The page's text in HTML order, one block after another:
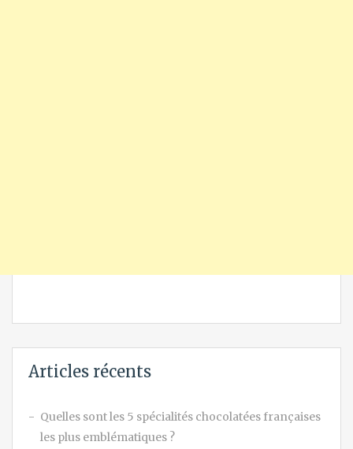
Articles récents
Quelles sont les 5 spécialités chocolatées françaises
les plus emblématiques ?